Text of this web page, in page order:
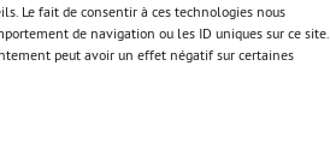
Le fait de consentir à ces technologies nous
de navigation ou les ID uniques sur ce site.
peut avoir un effet négatif sur certaines